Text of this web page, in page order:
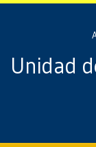
Unidad